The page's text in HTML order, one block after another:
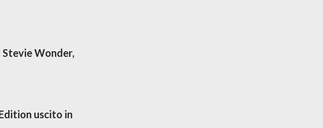
Wonder,
uscito in